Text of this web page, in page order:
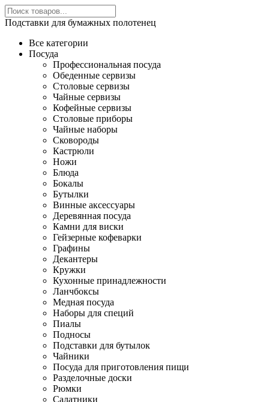
Подставки для бумажных полотенец
Все категории
Посуда
Профессиональная посуда
Обеденные сервизы
Столовые сервизы
Чайные сервизы
Кофейные сервизы
Столовые приборы
Чайные наборы
Сковороды
Кастрюли
Ножи
Блюда
Бокалы
Бутылки
Винные аксессуары
Деревянная посуда
Камни для виски
Гейзерные кофеварки
Графины
Декантеры
Кружки
Кухонные принадлежности
Ланчбоксы
Медная посуда
Наборы для специй
Пиалы
Подносы
Подставки для бутылок
Чайники
Посуда для приготовления пищи
Разделочные доски
Рюмки
Салатники